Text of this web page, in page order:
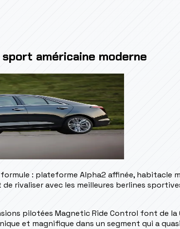
américaine moderne
: plateforme Alpha2 affinée, habitacle
rivaliser avec les meilleures berlines
pilotées Magnetic Ride Control font de
et magnifique dans un segment qui a